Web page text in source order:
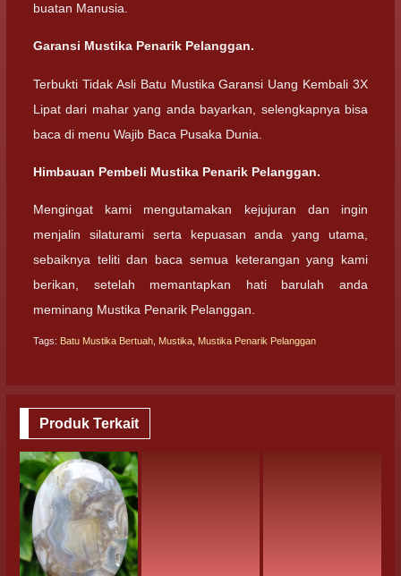
buatan Manusia.
Garansi Mustika Penarik Pelanggan.
Terbukti Tidak Asli Batu Mustika Garansi Uang Kembali 3X
Lipat dari mahar yang anda bayarkan, selengkapnya bisa
baca di menu Wajib Baca Pusaka Dunia.
Himbauan Pembeli Mustika Penarik Pelanggan.
Mengingat kami mengutamakan kejujuran dan ingin
menjalin silaturami serta kepuasan anda yang utama,
sebaiknya teliti dan baca semua keterangan yang kami
berikan, setelah memantapkan hati barulah anda
meminang Mustika Penarik Pelanggan.
Tags: Batu Mustika Bertuah Mustika Mustika Penarik Pelanggan
Produk Terkait